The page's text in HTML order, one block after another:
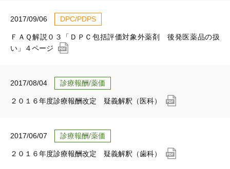
2017/09/06 DPC/PDPS
ＦＡＱ解説０３「ＤＰＣ包括評価対象外薬剤 後発医薬品の扱
い」４ページ
2017/08/04 診療報酬/薬価
２０１６年度診療報酬改定 疑義解釈（医科）
2017/06/07 診療報酬/薬価
２０１６年度診療報酬改定 疑義解釈（歯科）